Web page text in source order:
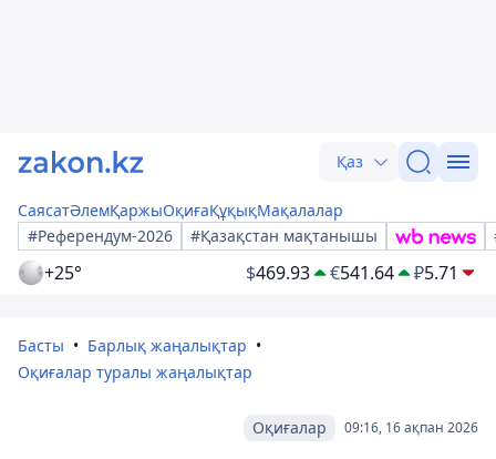
Қаз
СаясатӘлемҚаржыОқиғаҚұқықМақалалар
#Референдум-2026
#Қазақстан мақтанышы
+25° $469.93 €541.64 ₽5.71
Басты
Барлық жаңалықтар
Оқиғалар туралы жаңалықтар
09:16, 16 ақпан 2026
Оқиғалар